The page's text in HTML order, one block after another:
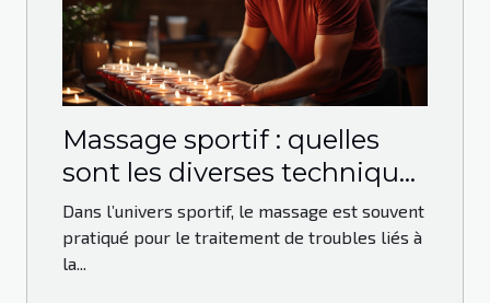
Massage sportif : quelles
sont les diverses techniques
qui peuvent être utilisées ?
Dans l’univers sportif, le massage est souvent
pratiqué pour le traitement de troubles liés à
la...